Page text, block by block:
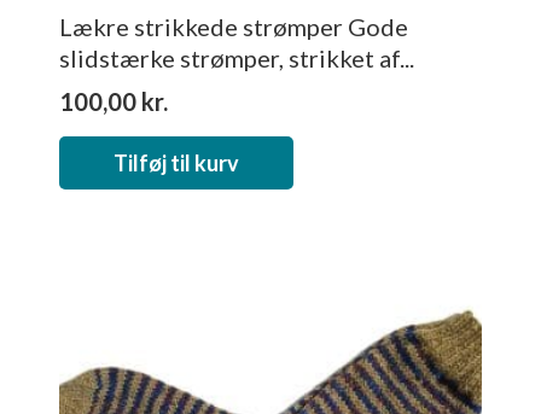
Lækre strikkede strømper Gode
slidstærke strømper, strikket af...
100,00 kr.
Tilføj til kurv